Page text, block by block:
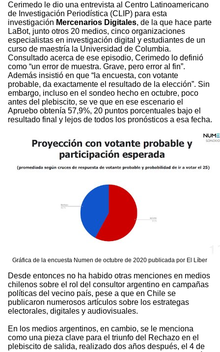
Cerimedo le dio una entrevista al Centro Latinoamericano
de Investigación Periodística (CLIP) para esta
investigación Mercenarios Digitales, de la que hace parte
LaBot, junto otros 20 medios, cinco organizaciones
especialistas en investigación digital y estudiantes de un
curso de maestría la Universidad de Columbia.
Consultado acerca de ese episodio, Cerimedo lo definió
como “un error de muestra. Grave, pero error al fin”.
Además insistió en que “la encuesta, con votante
probable, da exactamente el resultado de la elección”. Sin
embargo, incluso en el sondeo hecho en octubre, poco
antes del plebiscito, se ve que en ese escenario el
Apruebo obtenía 57,9%, 20 puntos porcentuales bajo el
resultado final y lejos de todos los pronósticos a esa fecha.
Gráfica de la encuesta Numen de octubre de 2020 publicada por El Líber
Desde entonces no ha habido otras menciones en medios
chilenos sobre el rol del consultor argentino en campañas
políticas del vecino país, pese a que en Chile se
publicaron numerosos artículos sobre los estrategas
electorales, digitales y audiovisuales.
En los medios argentinos, en cambio, se le menciona
como una pieza clave para el triunfo del Rechazo en el
plebiscito de salida, realizado dos años después, el 4 de